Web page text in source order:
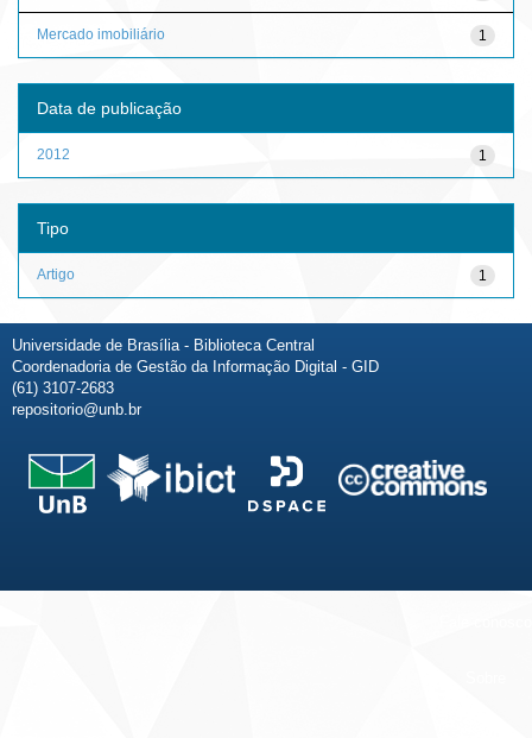
1
Mercado imobiliário
Data de publicação
1
2012
Tipo
1
Artigo
Universidade de Brasília - Biblioteca Central
Coordenadoria de Gestão da Informação Digital - GID
(61) 3107-2683
repositorio@unb.br